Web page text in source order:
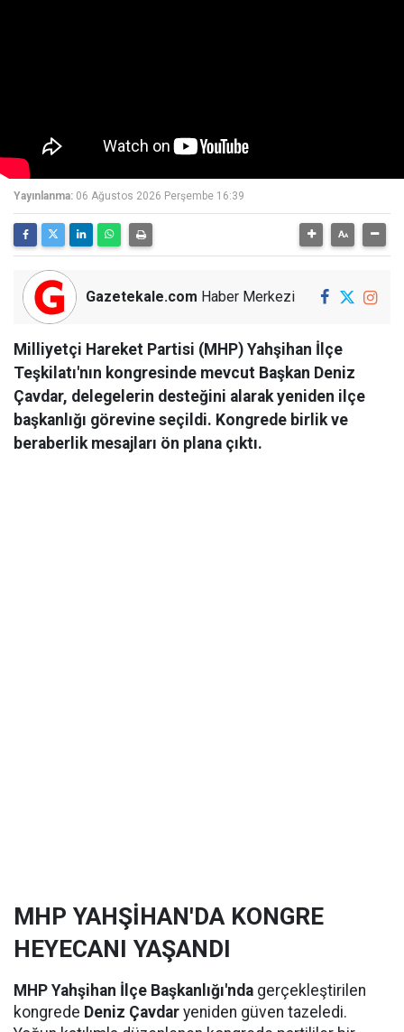
Yayınlanma: 06 Ağustos 2026 Perşembe 16:39
Gazetekale.com Haber Merkezi
Milliyetçi Hareket Partisi (MHP) Yahşihan İlçe
Teşkilatı'nın kongresinde mevcut Başkan Deniz
Çavdar, delegelerin desteğini alarak yeniden ilçe
başkanlığı görevine seçildi. Kongrede birlik ve
beraberlik mesajları ön plana çıktı.
MHP YAHŞİHAN'DA KONGRE
HEYECANI YAŞANDI
MHP Yahşihan İlçe Başkanlığı'nda gerçekleştirilen
kongrede Deniz Çavdar yeniden güven tazeledi.